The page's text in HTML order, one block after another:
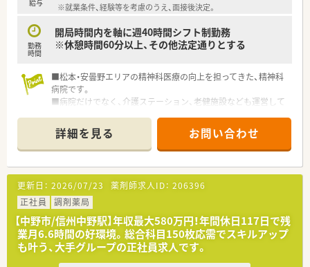
給与 ※就業条件、経験等を考慮のうえ、面接後決定。
勤務
時間
開局時間内を軸に週40時間シフト制勤務
※休憩時間60分以上、その他法定通りとする
■松本・安曇野エリアの精神科医療の向上を担ってきた、精神科
病院です。
■病院だけでなく、介護ステーション、老健施設なども運営して
詳細を見る お問い合わせ
更新日： 2026/07/23 薬剤師求人ID： 206396
正社員
調剤薬局
【中野市/信州中野駅】年収最大580万円！年間休日117日で残
業月6.6時間の好環境。総合科目150枚応需でスキルアップ
も叶う、大手グループの正社員求人です。